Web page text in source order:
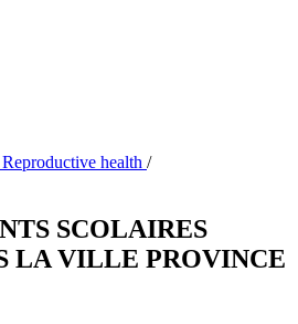
health /
SCOLAIRES
LA VILLE PROVINCE